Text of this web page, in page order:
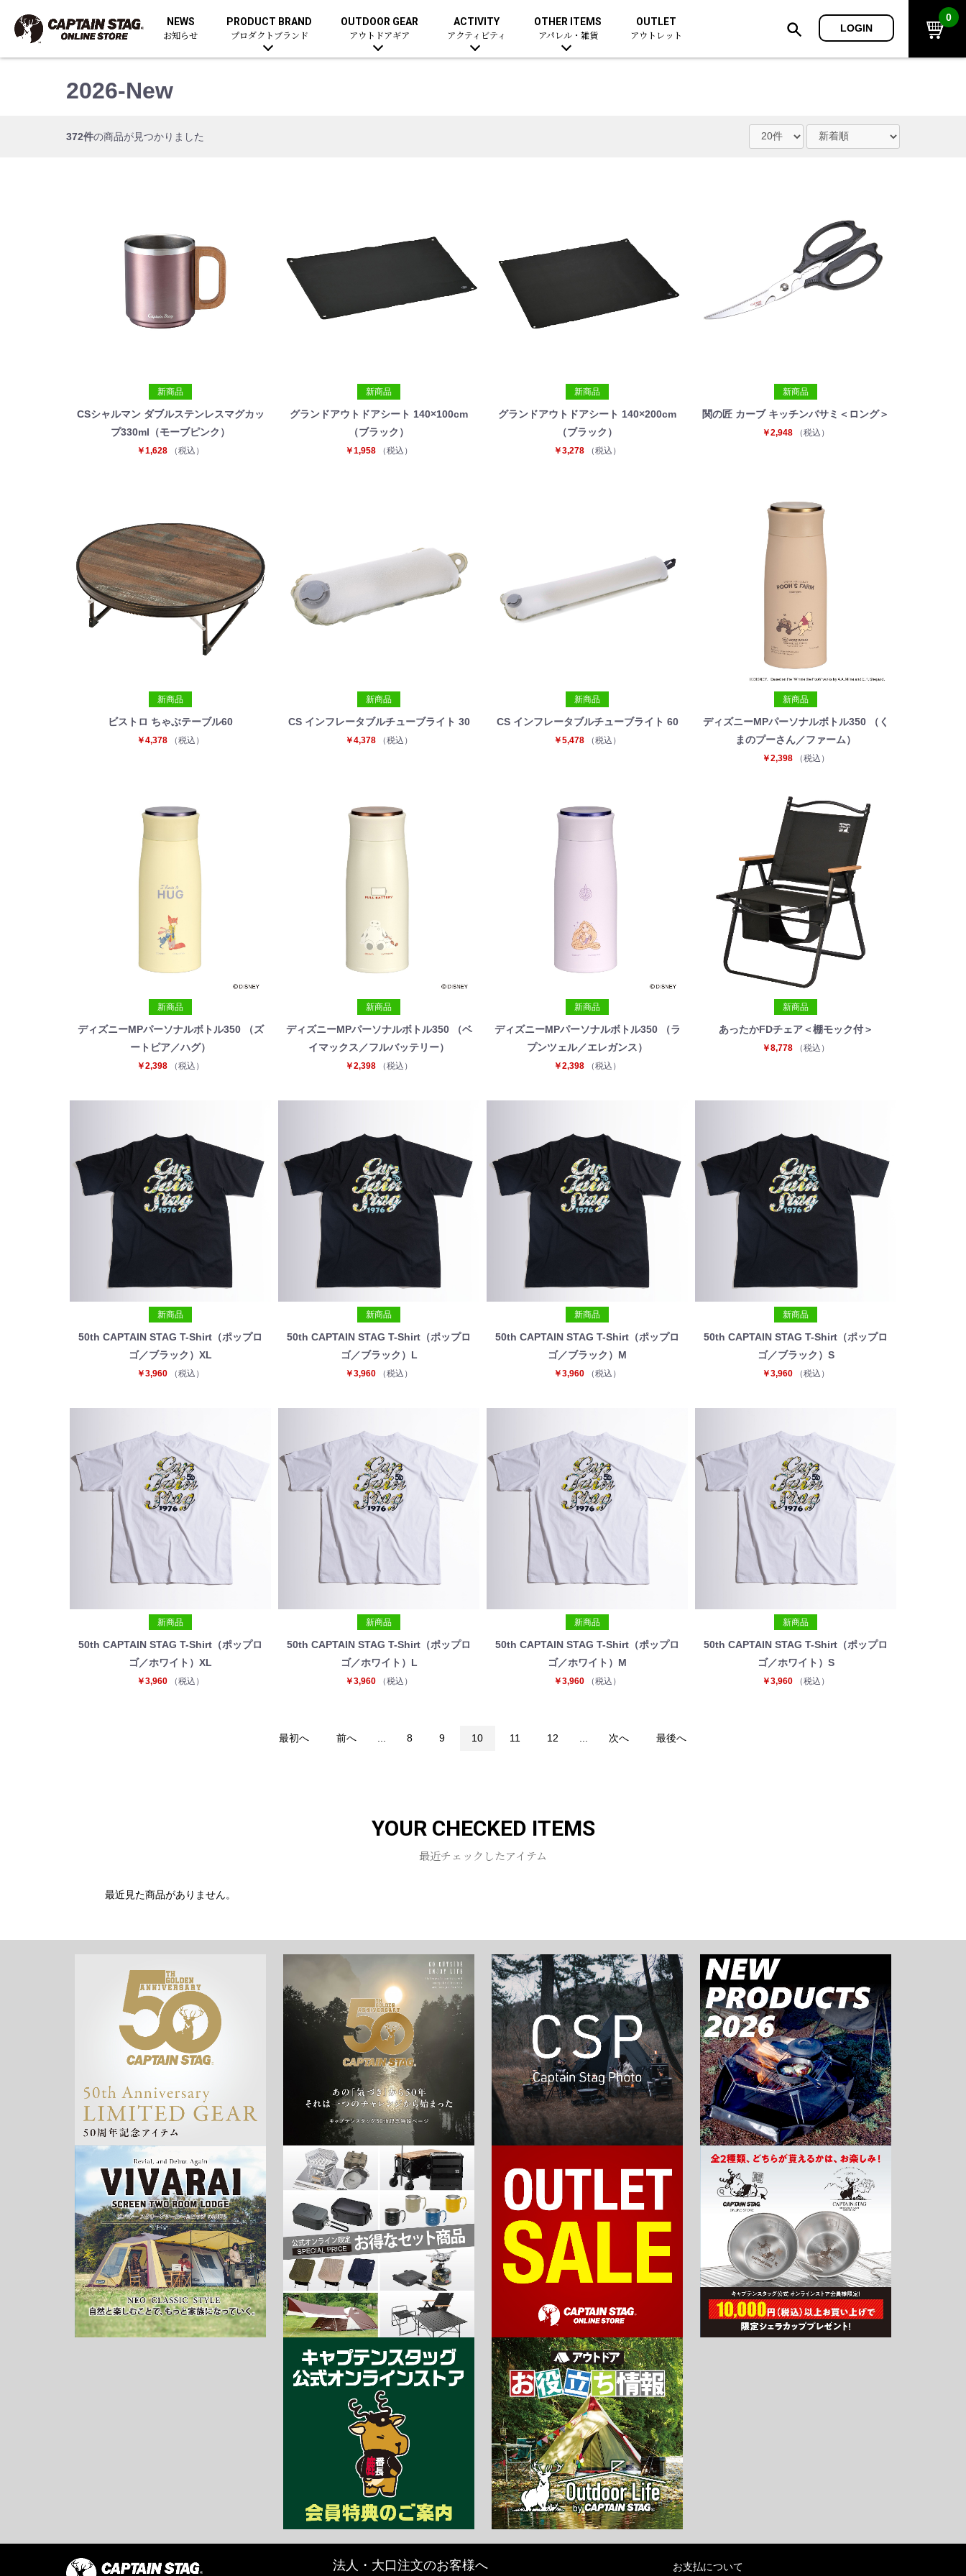
NEWS
お知らせ
PRODUCT BRAND
プロダクトブランド
OUTDOOR GEAR
アウトドアギア
ACTIVITY
アクティビティ
OTHER ITEMS
アパレル・雑貨
OUTLET
アウトレット
LOGIN
0
2026-New
372件の商品が見つかりました
新商品
CSシャルマン ダブルステンレスマグカッ
プ330ml（モーブピンク）
￥1,628 （税込）
新商品
グランドアウトドアシート 140×100cm
（ブラック）
￥1,958 （税込）
新商品
グランドアウトドアシート 140×200cm
（ブラック）
￥3,278 （税込）
新商品
関の匠 カーブ キッチンバサミ＜ロング＞
￥2,948 （税込）
新商品
ビストロ ちゃぶテーブル60
￥4,378 （税込）
新商品
CS インフレータブルチューブライト 30
￥4,378 （税込）
新商品
CS インフレータブルチューブライト 60
￥5,478 （税込）
新商品
ディズニーMPパーソナルボトル350 （く
まのプーさん／ファーム）
￥2,398 （税込）
新商品
ディズニーMPパーソナルボトル350 （ズ
ートピア／ハグ）
￥2,398 （税込）
新商品
ディズニーMPパーソナルボトル350 （ベ
イマックス／フルバッテリー）
￥2,398 （税込）
新商品
ディズニーMPパーソナルボトル350 （ラ
プンツェル／エレガンス）
￥2,398 （税込）
新商品
あったかFDチェア＜棚モック付＞
￥8,778 （税込）
新商品
50th CAPTAIN STAG T-Shirt（ポップロ
ゴ／ブラック）XL
￥3,960 （税込）
新商品
50th CAPTAIN STAG T-Shirt（ポップロ
ゴ／ブラック）L
￥3,960 （税込）
新商品
50th CAPTAIN STAG T-Shirt（ポップロ
ゴ／ブラック）M
￥3,960 （税込）
新商品
50th CAPTAIN STAG T-Shirt（ポップロ
ゴ／ブラック）S
￥3,960 （税込）
新商品
50th CAPTAIN STAG T-Shirt（ポップロ
ゴ／ホワイト）XL
￥3,960 （税込）
新商品
50th CAPTAIN STAG T-Shirt（ポップロ
ゴ／ホワイト）L
￥3,960 （税込）
新商品
50th CAPTAIN STAG T-Shirt（ポップロ
ゴ／ホワイト）M
￥3,960 （税込）
新商品
50th CAPTAIN STAG T-Shirt（ポップロ
ゴ／ホワイト）S
￥3,960 （税込）
最初へ 前へ ... 8 9 10 11 12 ... 次へ 最後へ
YOUR CHECKED ITEMS
最近チェックしたアイテム
最近見た商品がありません。
法人・大口注文のお客様へ お支払について